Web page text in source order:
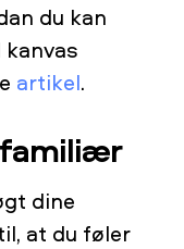
du kan
artikel.
familiær
dine
at du føler